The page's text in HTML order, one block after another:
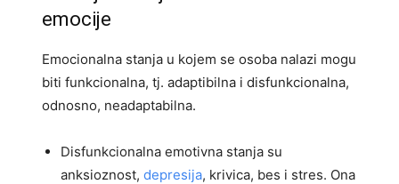
emocije
Emocionalna stanja u kojem se osoba nalazi mogu
biti funkcionalna, tj. adaptibilna i disfunkcionalna,
odnosno, neadaptabilna.
Disfunkcionalna emotivna stanja su
anksioznost, depresija, krivica, bes i stres. Ona